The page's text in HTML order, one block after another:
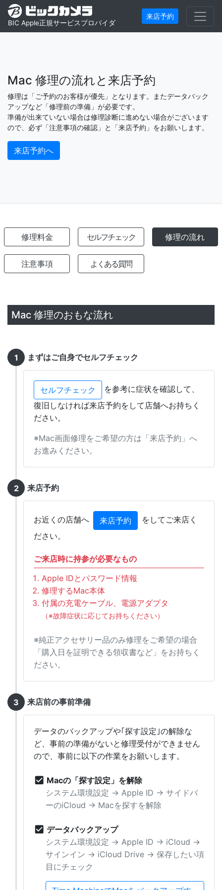
BIC Apple正規サービスプロバイダ
来店予約
Mac 修理の流れと来店予約
修理は「ご予約のお客様が優先」となります。またデータバック
アップなど「修理前の準備」が必要です。
準備が出来ていない場合は修理診断に進めない場合がございます
ので、必ず「注意事項の確認」と「来店予約」をお願いします。
来店予約へ
修理料金 セルフチェック 修理の流れ
注意事項 よくある質問
Mac 修理のおもな流れ
まずはご自身でセルフチェック
セルフチェック
を参考に症状を確認して、
復旧しなければ来店予約をして店舗へお持ちく
ださい。
※Mac画面修理をご希望の方は「来店予約」へ
お進みください。
来店予約
お近くの店舗へ 来店予約
をしてご来店く
ださい。
ご来店時に持参が必要なもの
Apple IDとパスワード情報
修理するMac本体
付属の充電ケーブル、電源アダプタ
（※故障症状に応じてお持ちください）
※純正アクセサリー品のみ修理をご希望の場合
「購入日を証明できる領収書など」をお持ちく
ださい。
来店前の事前準備
データのバックアップや｢探す設定｣の解除な
ど、事前の準備がないと修理受付ができません
ので、 事前に以下の作業をお願いします。
check_box Macの「探す設定」を解除
システム環境設定 → Apple ID → サイドバ
ーのiCloud → Macを探すを解除
check_box データバックアップ
システム環境設定 → Apple ID → iCloud →
サインイン → iCloud Drive → 保存したい項
目にチェック